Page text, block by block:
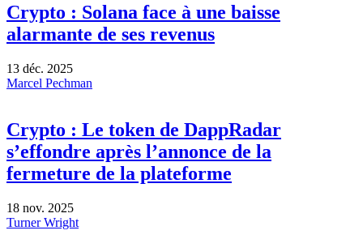
Crypto : Solana face à une baisse
alarmante de ses revenus
13 déc. 2025
Marcel Pechman
Crypto : Le token de DappRadar
s’effondre après l’annonce de la
fermeture de la plateforme
18 nov. 2025
Turner Wright